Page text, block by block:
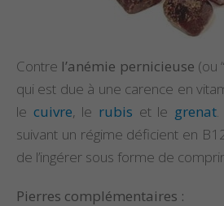
Contre l’anémie pernicieuse (ou
qui est due à une carence en
le cuivre, le rubis et le grenat
suivant un régime déficient en
de l’ingérer sous forme de
Pierres complémentaires :